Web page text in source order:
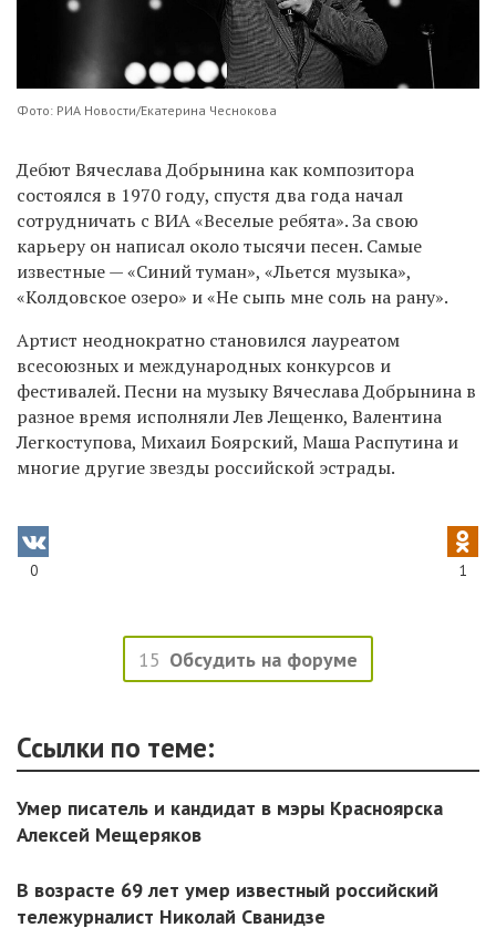
Фото: РИА Новости/Екатерина Чеснокова
Дебют Вячеслава Добрынина как композитора
состоялся в 1970 году, спустя два года начал
сотрудничать с ВИА «Веселые ребята». За свою
карьеру он написал около тысячи песен. Самые
известные — «Синий туман», «Льется музыка»,
«Колдовское озеро» и «Не сыпь мне соль на рану».
Артист неоднократно становился лауреатом
всесоюзных и международных конкурсов и
фестивалей. Песни на музыку Вячеслава Добрынина в
разное время исполняли Лев Лещенко, Валентина
Легкоступова, Михаил Боярский, Маша Распутина и
многие другие звезды российской эстрады.
0 1
15 Обсудить на форуме
Ссылки по теме:
Умер писатель и кандидат в мэры Красноярска
Алексей Мещеряков
В возрасте 69 лет умер известный российский
тележурналист Николай Сванидзе